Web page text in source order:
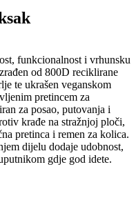
funkcionalnost i vrhunsku
od 800D reciklirane
te ukrašen veganskom
pretincem za
za posao, putovanja i
krađe na stražnjoj ploči,
pretinca i remen za kolica.
dijelu dodaje udobnost,
gdje god idete.